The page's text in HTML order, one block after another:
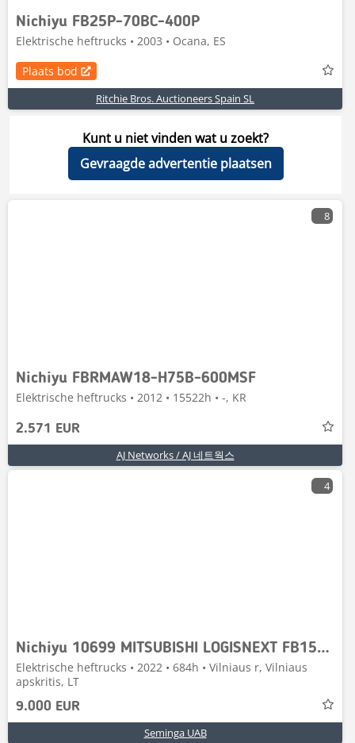
Nichiyu FB25P-70BC-400P
Elektrische heftrucks • 2003 • Ocana, ES
Plaats bod
Ritchie Bros. Auctioneers Spain SL
Kunt u niet vinden wat u zoekt?
Gevraagde advertentie plaatsen
8
Nichiyu FBRMAW18-H75B-600MSF
Elektrische heftrucks • 2012 • 15522h • -, KR
2.571 EUR
AJ Networks / AJ 네트웍스
4
Nichiyu 10699 MITSUBISHI LOGISNEXT FB15PN
Elektrische heftrucks • 2022 • 684h • Vilniaus r, Vilniaus
apskritis, LT
9.000 EUR
Seminga UAB